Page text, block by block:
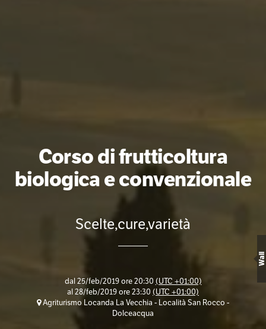
Corso di frutticoltura
biologica e convenzionale
Scelte,cure,varietà
dal 25/feb/2019 ore 20:30 (UTC +01:00)
al 28/feb/2019 ore 23:30 (UTC +01:00)
Agriturismo Locanda La Vecchia - Località San Rocco -
Dolceacqua
Wall